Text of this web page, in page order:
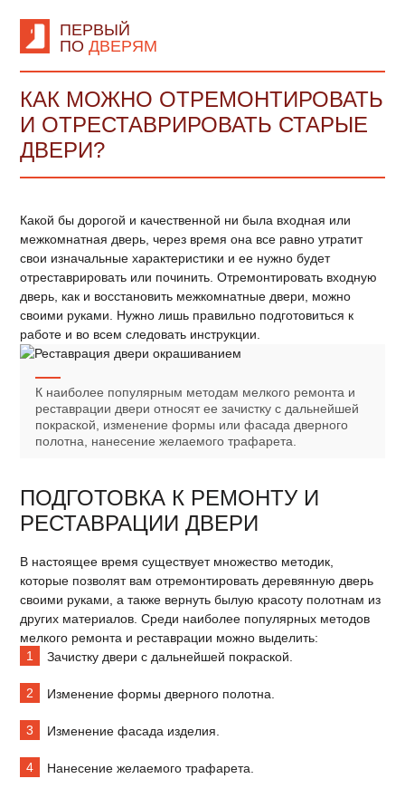
ПЕРВЫЙ
ПО ДВЕРЯМ
КАК МОЖНО ОТРЕМОНТИРОВАТЬ
И ОТРЕСТАВРИРОВАТЬ СТАРЫЕ
ДВЕРИ?
Какой бы дорогой и качественной ни была входная или
межкомнатная дверь, через время она все равно утратит
свои изначальные характеристики и ее нужно будет
отреставрировать или починить. Отремонтировать входную
дверь, как и восстановить межкомнатные двери, можно
своими руками. Нужно лишь правильно подготовиться к
работе и во всем следовать инструкции.
К наиболее популярным методам мелкого ремонта и
реставрации двери относят ее зачистку с дальнейшей
покраской, изменение формы или фасада дверного
полотна, нанесение желаемого трафарета.
ПОДГОТОВКА К РЕМОНТУ И
РЕСТАВРАЦИИ ДВЕРИ
В настоящее время существует множество методик,
которые позволят вам отремонтировать деревянную дверь
своими руками, а также вернуть былую красоту полотнам из
других материалов. Среди наиболее популярных методов
мелкого ремонта и реставрации можно выделить:
Зачистку двери с дальнейшей покраской.
Изменение формы дверного полотна.
Изменение фасада изделия.
Нанесение желаемого трафарета.